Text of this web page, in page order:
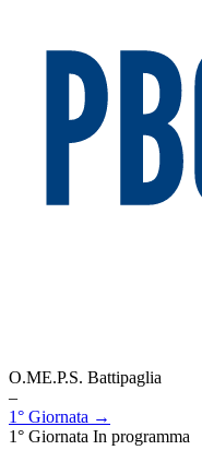
O.ME.P.S. Battipaglia
–
1° Giornata →
1° Giornata In programma